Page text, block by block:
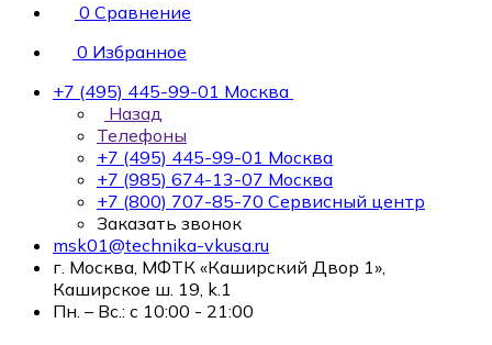
0 Сравнение
0 Избранное
+7 (495) 445-99-01 Москва
Назад
Телефоны
+7 (495) 445-99-01 Москва
+7 (985) 674-13-07 Москва
+7 (800) 707-85-70 Сервисный центр
Заказать звонок
msk01@technika-vkusa.ru
г. Москва, МФТК «Каширский Двор 1»,
Каширское ш. 19, k.1
Пн. – Вс.: с 10:00 - 21:00